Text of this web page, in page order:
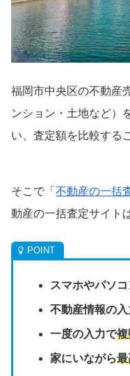
福岡市中央区の不動産
ンション・土地など）
い、査定額を比較する
そこで「 不動産の一括
動産の一括査定サイト
スマホやパソ
不動産情報の
一度の入力で複
家にいながら最